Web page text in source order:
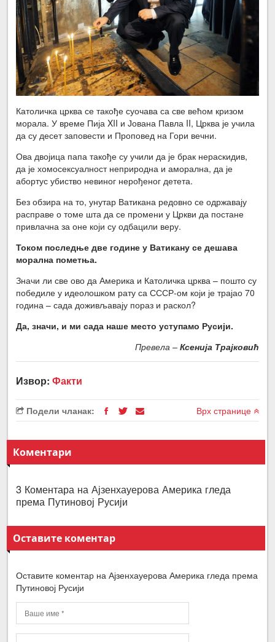
Католичка црква се такође суочава са све већом кризом
морала. У време Пија XII и Јована Павла II, Црква је учила
да су десет заповести и Проповед на Гори вечни.
Ова двојица папа такође су учили да је брак нераскидив,
да је хомосексуалност неприродна и аморална, да је
абортус убиство невиног нерођеног детета.
Без обзира на то, унутар Ватикана редовно се одржавају
расправе о томе шта да се промени у Цркви да постане
привлачна за оне који су одбацили веру.
Током последње две године у Ватикану се дешава
морална пометња.
Значи ли све ово да Америка и Католичка црква – пошто су
победиле у идеолошком рату са СССР-ом који је трајао 70
година – сада доживљавају пораз и раскол?
Да, значи, и ми сада наше место уступамо Русији.
Превела – Ксенија Трајковић
Извор:Факти
Подели чланак: Врх странице
Коментари
3 Коментара на Ајзенхауерова Америка гледа
према Путиновој Русији
Оставите коментар
Оставите коментар на Ајзенхауерова Америка гледа према
Путиновој Русији